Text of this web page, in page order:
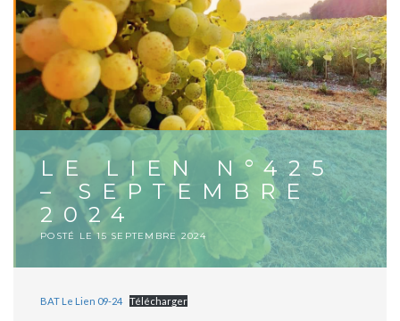
LE LIEN N°425
– SEPTEMBRE
2024
POSTÉ LE15 SEPTEMBRE 2024
BAT Le Lien 09-24 Télécharger